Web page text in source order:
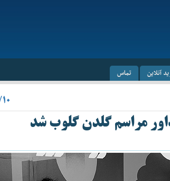
آنلاین تماس
مراسم گلدن گلوب شد